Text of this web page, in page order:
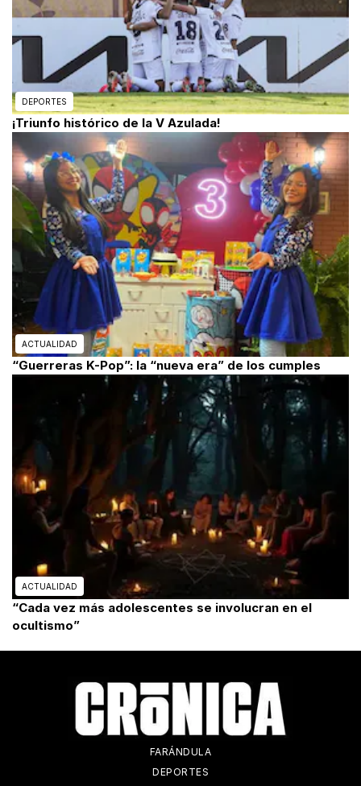
DEPORTES
¡Triunfo histórico de la V Azulada!
ACTUALIDAD
“Guerreras K-Pop”: la “nueva era” de los cumples
ACTUALIDAD
“Cada vez más adolescentes se involucran en el
ocultismo”
FARÁNDULA
DEPORTES